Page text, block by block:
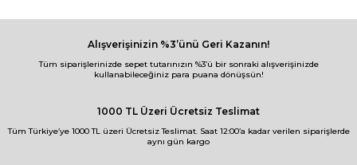
Alışverişinizin %3’ünü Geri Kazanın!
Tüm siparişlerinizde sepet tutarınızın %3’ü bir sonraki alışverişinizde
kullanabileceğiniz para puana dönüşsün!
1000 TL Üzeri Ücretsiz Teslimat
Tüm Türkiye’ye 1000 TL üzeri Ücretsiz Teslimat. Saat 12:00’a kadar verilen siparişlerde
aynı gün kargo